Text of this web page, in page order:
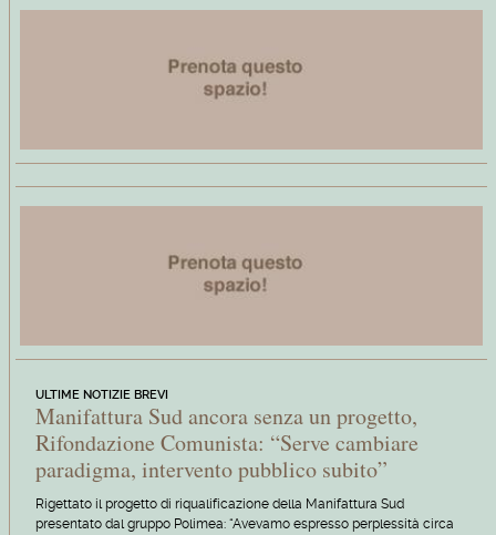
ULTIME NOTIZIE BREVI
Manifattura Sud ancora senza un progetto,
Rifondazione Comunista: “Serve cambiare
paradigma, intervento pubblico subito”
Rigettato il progetto di riqualificazione della Manifattura Sud
presentato dal gruppo Polimea: “Avevamo espresso perplessità circa